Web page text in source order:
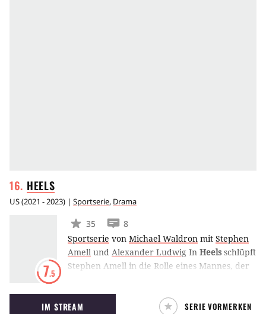
HEELS
US(2021 - 2023) | Sportserie, Drama
7.5
35
8
Sportserie von Michael Waldron mit Stephen
Amell und Alexander Ludwig In Heelsschlüpft
Stephen Amell in die Rolle eines Mannes, der
familienbetriebenen Wrestling-Promotions-
Unternehmens seines Vaters rivalisiert. Die
IM STREAM SERIE VORMERKEN